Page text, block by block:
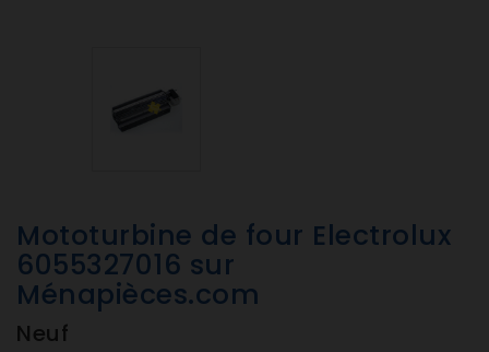
Mototurbine de four Electrolux
6055327016 sur
Ménapièces.com
Neuf